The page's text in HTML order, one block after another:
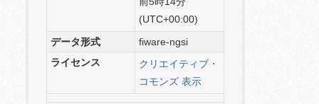
(UTC+00:00)
データ形式
fiware-ngsi
ライセンス
クリエイティブ・
コモンズ 表示